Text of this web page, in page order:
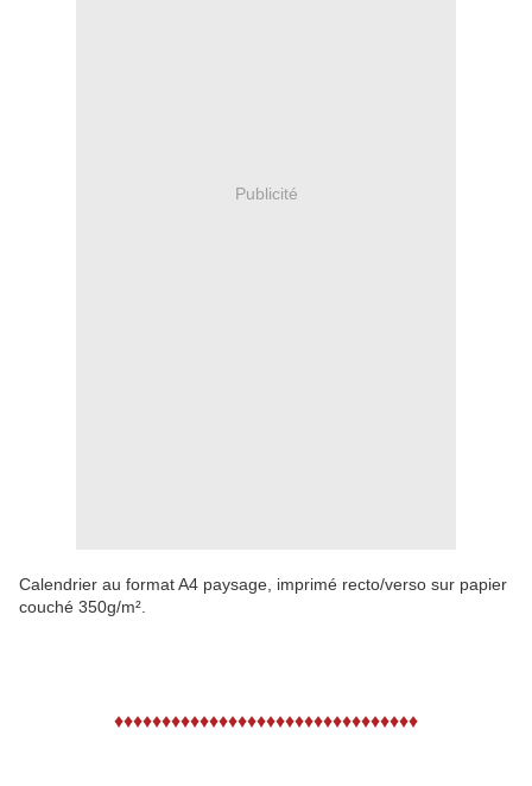
Publicité
Calendrier au format A4 paysage, imprimé recto/verso sur papier
couché 350g/m².
♦♦♦♦♦♦♦♦♦♦♦♦♦♦♦♦♦♦♦♦♦♦♦♦♦♦♦♦♦♦♦♦